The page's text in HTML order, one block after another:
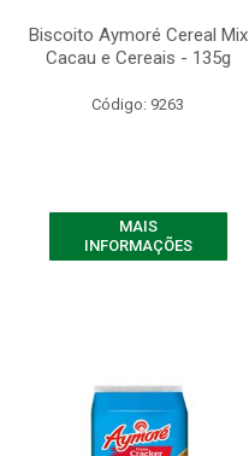
Biscoito Aymoré Cereal Mix
Cacau e Cereais - 135g
Código: 9263
MAIS
INFORMAÇÕES